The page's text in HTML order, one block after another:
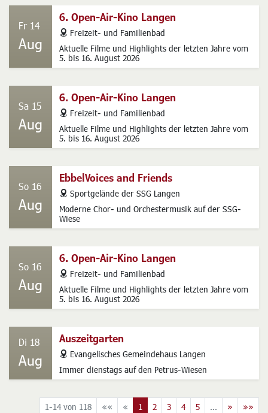
6. Open-Air-Kino Langen
Aktuelle Filme und Highlights der letzten Jahre vom
5. bis 16. August 2026
Fr 14
Aug
address
Freizeit- und Familienbad
6. Open-Air-Kino Langen
Aktuelle Filme und Highlights der letzten Jahre vom
5. bis 16. August 2026
Sa 15
Aug
address
Freizeit- und Familienbad
EbbelVoices and Friends
Moderne Chor- und Orchestermusik auf der SSG-
Wiese
So 16
Aug
address
Sportgelände der SSG Langen
6. Open-Air-Kino Langen
Aktuelle Filme und Highlights der letzten Jahre vom
5. bis 16. August 2026
So 16
Aug
address
Freizeit- und Familienbad
Auszeitgarten
Immer dienstags auf den Petrus-Wiesen
Di 18
Aug
address
Evangelisches Gemeindehaus Langen
1-14 von 118 «« « 1 2 3 4 5 ... » »»